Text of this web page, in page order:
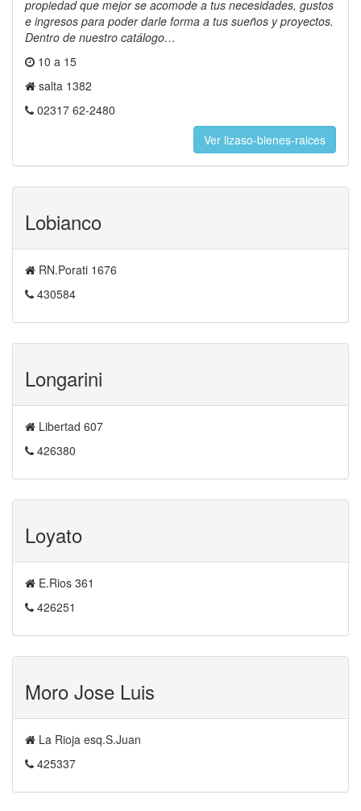
propiedad que mejor se acomode a tus necesidades, gustos
e ingresos para poder darle forma a tus sueños y proyectos.
Dentro de nuestro catálogo…
10 a 15
salta 1382
02317 62-2480
Ver lizaso-bienes-raices
Lobianco
RN.Porati 1676
430584
Longarini
Libertad 607
426380
Loyato
E.Rios 361
426251
Moro Jose Luis
La Rioja esq.S.Juan
425337